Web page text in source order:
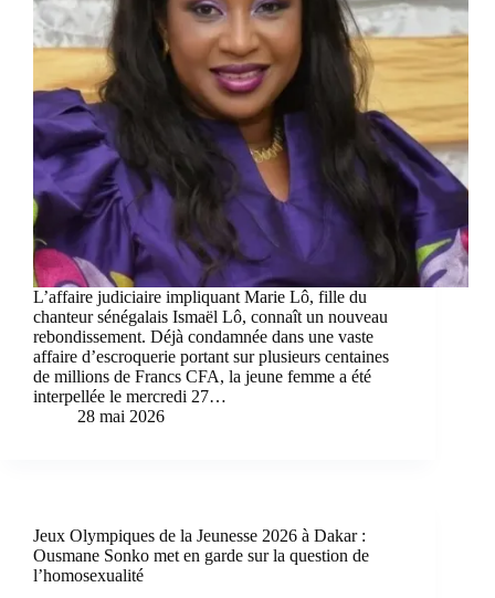
L’affaire judiciaire impliquant Marie Lô, fille du
chanteur sénégalais Ismaël Lô, connaît un nouveau
rebondissement. Déjà condamnée dans une vaste
affaire d’escroquerie portant sur plusieurs centaines
de millions de Francs CFA, la jeune femme a été
interpellée le mercredi 27…
28 mai 2026
Jeux Olympiques de la Jeunesse 2026 à Dakar :
Ousmane Sonko met en garde sur la question de
l’homosexualité